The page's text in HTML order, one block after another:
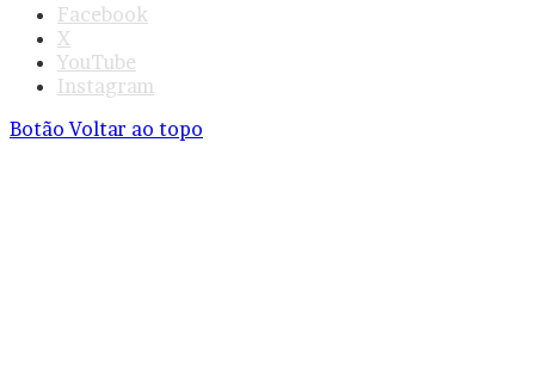
Facebook
X
YouTube
Instagram
Botão Voltar ao topo